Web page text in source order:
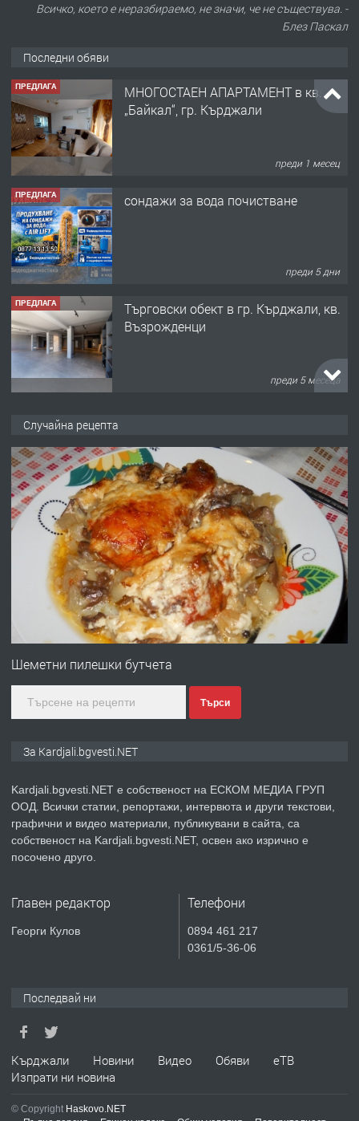
Всичко, което е неразбираемо, не значи, че не съществува. -
Блез Паскал
Последни обяви
ПРЕДЛАГА
МНОГОСТАЕН АПАРТАМЕНТ в кв.
„Байкал“, гр. Кърджали
преди 1 месец
ПРЕДЛАГА сондажи за вода почистване
преди 5 дни
ПРЕДЛАГА
Tърговски обект в гр. Кърджали, кв.
Възрожденци
преди 5 месеца
преди 6 месеца
ПРЕДЛАГА
Заведение /ресторант, бистро/ в с.
Чакаларово, община Кирково
преди 7 месеца
Гараж под наем в супер център
на язовир Студен кладенец 331м2 |
преди 1 година
ПРЕДЛАГА
Курс
ПРЕДЛАГА
**Прекрасен имот за продажба в
язовир Кърджали**
Случайна рецепта
Шеметни пилешки бутчета
Търси
За Kardjali.bgvesti.NET
Kardjali.bgvesti.NET е собственост на ЕСКОМ МЕДИА ГРУП
ООД. Всички статии, репортажи, интервюта и други текстови,
графични и видео материали, публикувани в сайта, са
собственост на Kardjali.bgvesti.NET, освен ако изрично е
посочено друго.
Главен редактор
Георги Кулов
Телефони
0894 461 217
0361/5-36-06
Последвай ни
Кърджали Новини Видео Обяви
еТВ
Изпрати ни новина
© Copyright Haskovo.NET